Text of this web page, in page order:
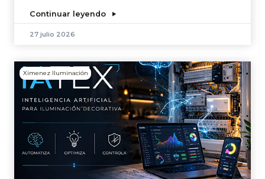
Continuar leyendo
27 julio 2026
Ximenez Iluminación